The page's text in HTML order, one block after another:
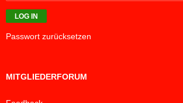
Passwort zurücksetzen
MITGLIEDERFORUM